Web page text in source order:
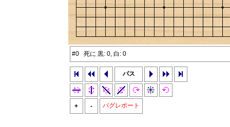
#0 死に 黒: 0, 白: 0
パス
+ - バグレポート